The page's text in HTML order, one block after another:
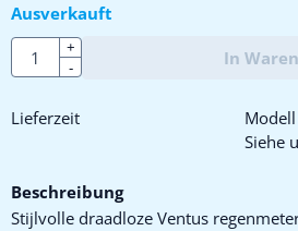
Ausverkauft
Anzahl
+
-
In
Lieferzeit
Siehe
Beschreibung
Stijlvolle draadloze Ventus